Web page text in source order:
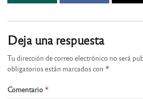
Deja una respuesta
Tu dirección de correo electrónico no será
obligatorios están marcados con *
Comentario *